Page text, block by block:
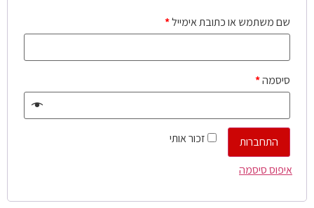
שם משתמש או כתובת אימייל*
סיסמה*
זכור אותי
התחברות
איפוס סיסמה